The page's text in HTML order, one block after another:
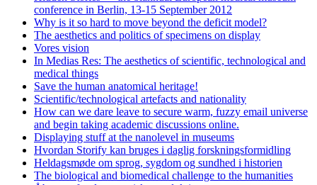
conference in Berlin, 13-15 September 2012
Why is it so hard to move beyond the deficit model?
The aesthetics and politics of specimens on display
Vores vision
In Medias Res: The aesthetics of scientific, technological and
medical things
Save the human anatomical heritage!
Scientific/technological artefacts and nationality
How can we dare leave to secure warm, fuzzy email universe
and begin taking academic discussions online.
Displaying stuff at the nanolevel in museums
Hvordan Storify kan bruges i daglig forskningsformidling
Heldagsmøde om sprog, sygdom og sundhed i historien
The biological and biomedical challenge to the humanities